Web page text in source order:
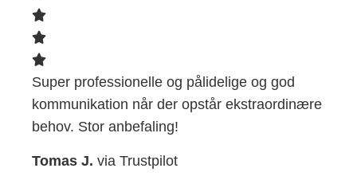
Super professionelle og pålidelige og god
kommunikation når der opstår ekstraordinære
behov. Stor anbefaling!
Tomas J. via Trustpilot